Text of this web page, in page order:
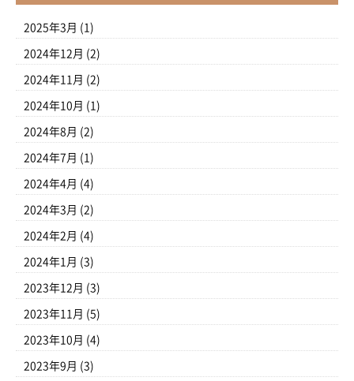
2025年3月 (1)
2024年12月 (2)
2024年11月 (2)
2024年10月 (1)
2024年8月 (2)
2024年7月 (1)
2024年4月 (4)
2024年3月 (2)
2024年2月 (4)
2024年1月 (3)
2023年12月 (3)
2023年11月 (5)
2023年10月 (4)
2023年9月 (3)